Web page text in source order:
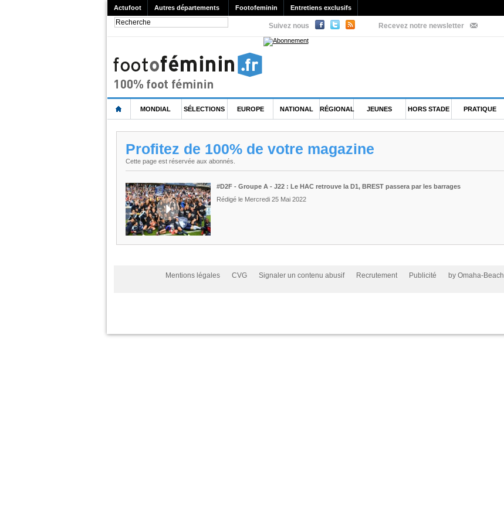
Actufoot Autres départements Footofeminin Entretiens exclusifs
Suivez nous Recevez notre newsletter
MONDIAL SÉLECTIONS EUROPE NATIONAL RÉGIONAL JEUNES HORS STADE PRATIQUE
Profitez de 100% de votre magazine
Cette page est réservée aux abonnés.
#D2F - Groupe A - J22 : Le HAC retrouve la D1, BREST passera par les barrages
Rédigé le Mercredi 25 Mai 2022
Mentions légales CVG Signaler un contenu abusif Recrutement Publicité by Omaha-Beach